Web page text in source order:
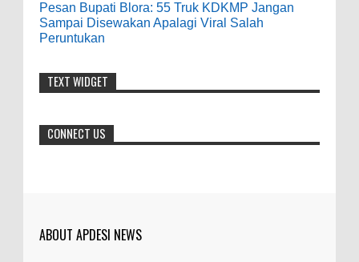
Anonymous:
honorer
Pesan Bupati Blora: 55 Truk KDKMP Jangan
Sampai Disewakan Apalagi Viral Salah
Peruntukan
TEXT WIDGET
CONNECT US
ABOUT APDESI NEWS